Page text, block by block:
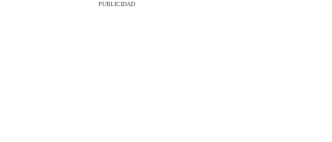
PUBLICIDAD